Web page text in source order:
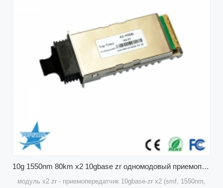
10g 1550nm 80km x2 10gbase zr одномодовый приемопередатчик
x2 (smf, 1550nm,